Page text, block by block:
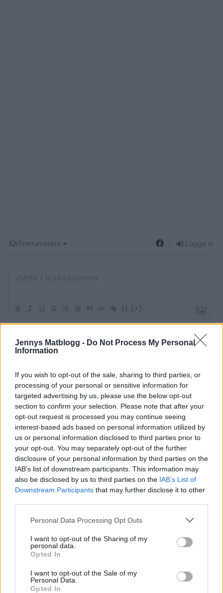
Jennys Matblogg - Do Not Process My Personal
Information
If you wish to opt-out of the sale, sharing to third parties, or
processing of your personal or sensitive information for
targeted advertising by us, please use the below opt-out
section to confirm your selection. Please note that after your
opt-out request is processed you may continue seeing
interest-based ads based on personal information utilized by
us or personal information disclosed to third parties prior to
your opt-out. You may separately opt-out of the further
disclosure of your personal information by third parties on the
IAB’s list of downstream participants. This information may
also be disclosed by us to third parties on the IAB’s List of
Downstream Participants that may further disclose it to other
Personal Data Processing Opt Outs
I want to opt-out of the Sharing of my
personal data.
Opted In
I want to opt-out of the Sale of my
Personal Data.
Opted In
Prenumerera Logga in
{} [+]
COMMENTS
Anna
12 år sedan
Vad gott det var med parmesan på pommesen!!! Fast
körde i ugnen! Yummie! Tack för inspiration!
0 Svara
G
12 år sedan
Ser gott ut. Du är så duktig på matlagning och har
otroligt bra beskrivna recept. Kan du tipsa om någon
bra bearnesås? Antingen köpt eller om du har något
Svara